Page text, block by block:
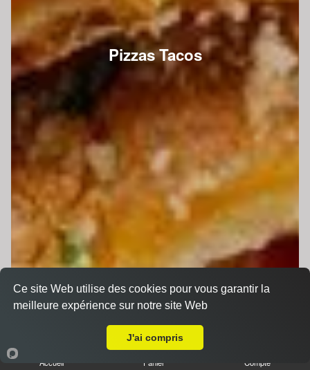
Pizzas Tacos
Accueil Panier Compte
Ce site Web utilise des cookies pour vous garantir la
meilleure expérience sur notre site Web
J'ai compris